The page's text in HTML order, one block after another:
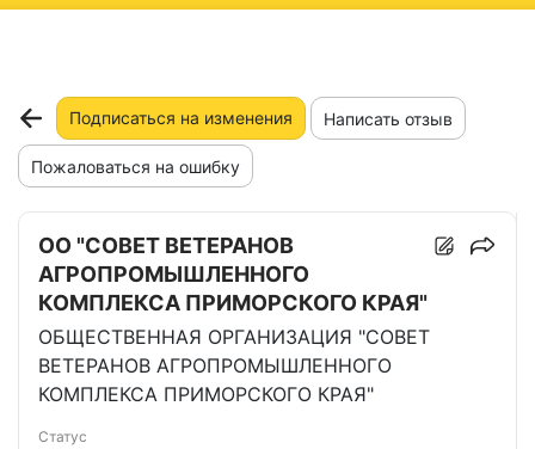
Подписаться на изменения Написать отзыв
Пожаловаться на ошибку
ОО "СОВЕТ ВЕТЕРАНОВ
АГРОПРОМЫШЛЕННОГО
КОМПЛЕКСА ПРИМОРСКОГО КРАЯ"
ОБЩЕСТВЕННАЯ ОРГАНИЗАЦИЯ "СОВЕТ
ВЕТЕРАНОВ АГРОПРОМЫШЛЕННОГО
КОМПЛЕКСА ПРИМОРСКОГО КРАЯ"
Статус